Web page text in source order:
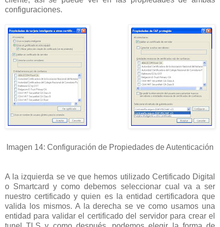
configuraciones.
Imagen 14: Configuración de Propiedades de Autenticación
A la izquierda se ve que hemos utilizado Certificado Digital
o Smartcard y como debemos seleccionar cual va a ser
nuestro certificado y quien es la entidad certificadora que
valida los mismos. A la derecha se ve como usamos una
entidad para validar el certificado del servidor para crear el